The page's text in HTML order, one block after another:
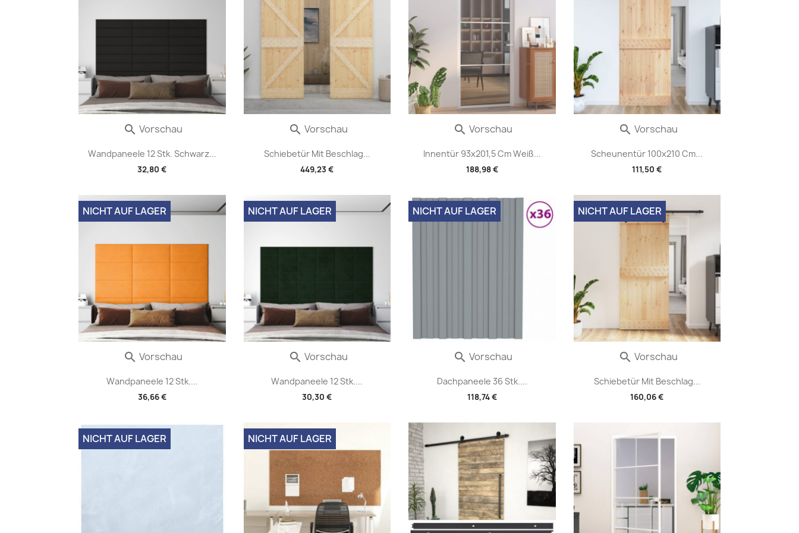
Wandpaneele 12 Stk. Schwarz...
32,80 €
 Vorschau
Schiebetür Mit Beschlag...
449,23 €
 Vorschau
Innentür 93x201,5 Cm Weiß...
188,98 €
 Vorschau
Scheunentür 100x210 Cm...
111,50 €
 Vorschau
Wandpaneele 12 Stk....
36,66 €
NICHT AUF LAGER
 Vorschau
Wandpaneele 12 Stk....
30,30 €
NICHT AUF LAGER
 Vorschau
Dachpaneele 36 Stk....
118,74 €
NICHT AUF LAGER
 Vorschau
Schiebetür Mit Beschlag...
160,06 €
NICHT AUF LAGER
 Vorschau
NICHT AUF LAGER NICHT AUF LAGER